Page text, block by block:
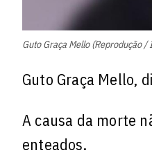
Guto Graça Mello (Reprodução
Guto Graça Mello,
A causa da morte
enteados.